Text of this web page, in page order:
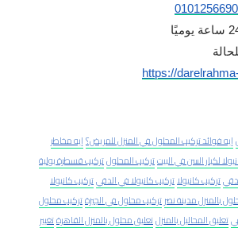
https://
إيه فوائد تركيب المحلول في المنزل للمريض؟ إيه مخاطر
لكبار السن في البيتتركيب المحلولتركيب قسطرة بولية
تركيب كانيولاتركيب كانيولا في الدقيتركيب كانيولا
بالمنزل مدينة نصر تركيب محلول في الجيزةتركيب محلول
تعليق المحاليل بالمنزلتعليق محلول بالمنزل القاهرةتغيير